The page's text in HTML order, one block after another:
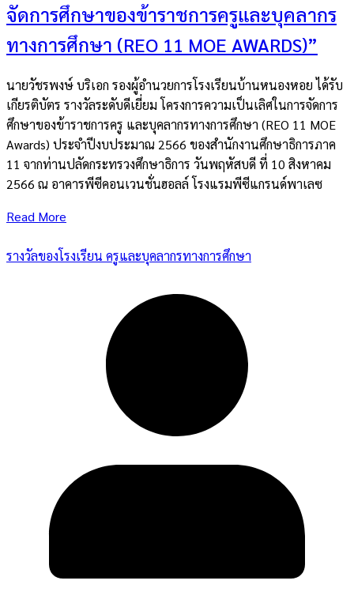
จัดการศึกษาของข้าราชการครูและบุคลากร
ทางการศึกษา (REO 11 MOE AWARDS)”
นายวัชรพงษ์ บริเอก รองผู้อำนวยการโรงเรียนบ้านหนองหอย ได้รับ
เกียรติบัตร รางวัลระดับดีเยี่ยม โครงการความเป็นเลิศในการจัดการ
ศึกษาของข้าราชการครู และบุคลากรทางการศึกษา (REO 11 MOE
Awards) ประจำปีงบประมาณ 2566 ของสำนักงานศึกษาธิการภาค
11 จากท่านปลัดกระทรวงศึกษาธิการ วันพฤหัสบดี ที่ 10 สิงหาคม
2566 ณ อาคารพีซีคอนเวนชั่นฮอลล์ โรงแรมพีซีแกรนด์พาเลซ
Read More
รางวัลของโรงเรียน ครูและบุคลากรทางการศึกษา